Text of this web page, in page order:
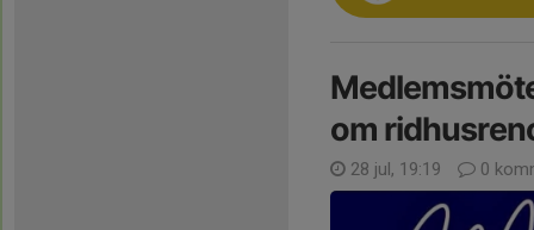
om
28 jul, 19:19 0